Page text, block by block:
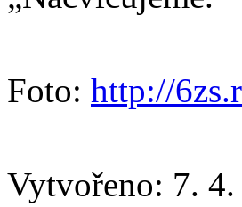
Foto: http://
Vytvořeno: 7.